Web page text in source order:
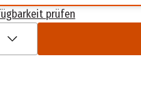
prüfen